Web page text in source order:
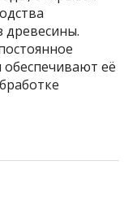
древесины.
её